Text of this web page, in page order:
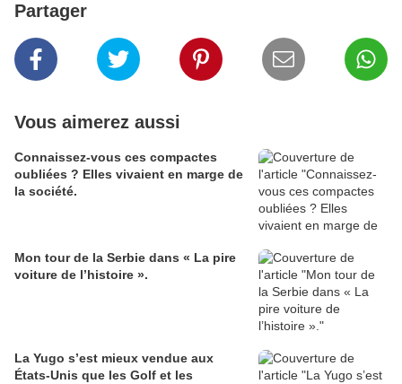
Partager
Vous aimerez aussi
Connaissez-vous ces compactes
oubliées ? Elles vivaient en marge de
la société.
Mon tour de la Serbie dans « La pire
voiture de l’histoire ».
La Yugo s’est mieux vendue aux
États-Unis que les Golf et les